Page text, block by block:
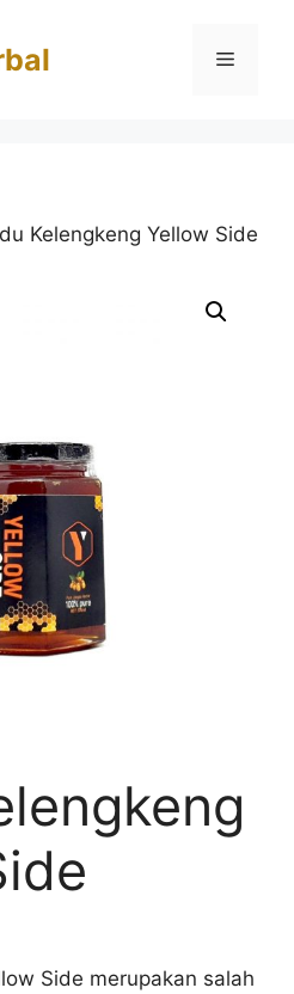
Menu
Kelengkeng Yellow Side
Side merupakan salah